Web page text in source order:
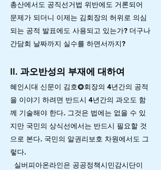
총산에서도 공직선거법 위반에도 거론되어
문제가 되더니 이제는 김회장의 허위로 의심
되는 공적 발표에도 사용되고 있는가? 더구나
간담회 날짜까지 실수를 하면서까지?
II. 과오반성의 부재에 대하여
혜인시대 신문이 김호⭗회장의 4년간의 공적
을 이야기 하려면 반드시 4년간의 과오도 함
께 기술해야 한다. 그것은 법에는 없을 수 있
지만 국민의 상식선에서는 반드시 필요할 것
으로 본다. 국민의 알권리보호 차원에서도 그
렇다.
실버피아온라인은 공공정책시민감시단이